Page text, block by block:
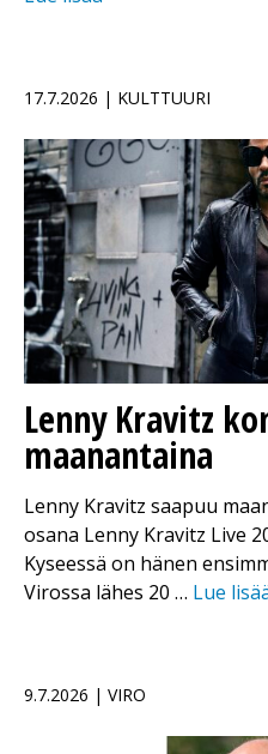
17.7.2026 | KULTTUURI
Lenny Kravitz
maanantaina
Lenny Kravitz saapuu
osana Lenny Kravitz Live
Kyseessä on hänen
Virossa lähes 20 … Lue
9.7.2026 | VIRO